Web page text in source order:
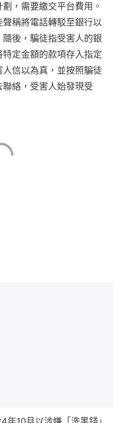
，需要繳交平台費用。
稱將電話轉駁至銀行以
後，騙徒指受害人的銀
定金額的款項存入指定
信以為真，並按照騙徒
絡，受害人始發現受